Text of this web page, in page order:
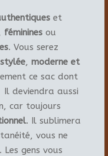
et
féminines ou
. Vous serez
stylée, moderne et
ce sac dont
Il deviendra aussi
car toujours
. Il sublimera
vous ne
gens vous